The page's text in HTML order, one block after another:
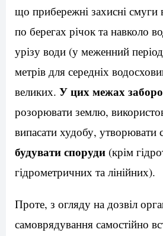
що прибережні захисні смуги
по берегах річок та навколо
урізу води (у меженний
метрів для середніх
великих. У цих межах
розорювати землю,
випасати худобу, утворювати
будувати споруди (крім
гідрометричних та лінійних).
Проте, з огляду на дозвіл
самоврядування самостійно